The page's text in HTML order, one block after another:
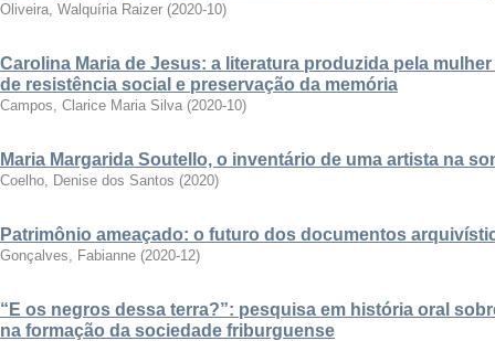
Oliveira, Walquíria Raizer (2020-10)
Carolina Maria de Jesus: a literatura produzida pela
de resistência social e preservação da memória
Campos, Clarice Maria Silva (2020-10)
Maria Margarida Soutello, o inventário de uma artista na
Coelho, Denise dos Santos (2020)
Patrimônio ameaçado: o futuro dos documentos
Gonçalves, Fabianne (2020-12)
“E os negros dessa terra?”: pesquisa em história oral
na formação da sociedade friburguense